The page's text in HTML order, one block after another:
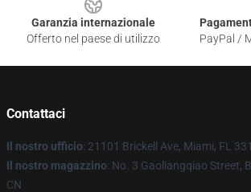
Garanzia internazionale
Offerto nel paese di utilizzo
PayPal /
Contattaci
Il nostro ufficio: 21101 Brickell Ave, Miami, FL
Il nostro magazzino: No. 3 Gaoliangqiao Street,
CN